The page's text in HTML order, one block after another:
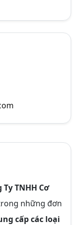
Ty TNHH Cơ
những đơn
cấp các loại